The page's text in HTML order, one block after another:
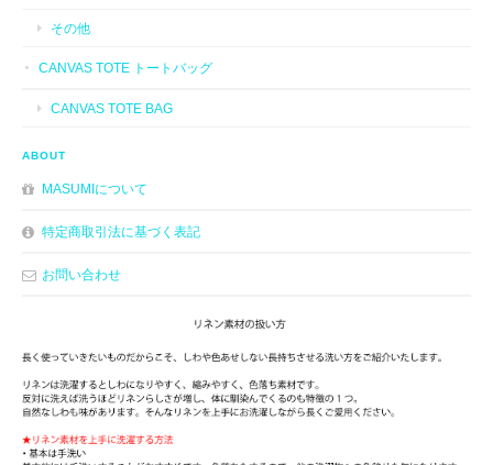
その他
CANVAS TOTE トートバッグ
CANVAS TOTE BAG
ABOUT
MASUMIについて
特定商取引法に基づく表記
お問い合わせ